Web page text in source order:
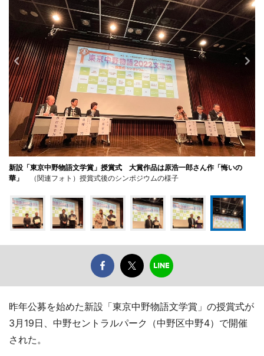
新設「東京中野物語文学賞」授賞式 大賞作品は原浩一郎さん作「悔いの
華」
（関連フォト）授賞式後のシンポジウムの様子
昨年公募を始めた新設「東京中野物語文学賞」の授賞式が
3月19日、中野セントラルパーク（中野区中野4）で開催
された。